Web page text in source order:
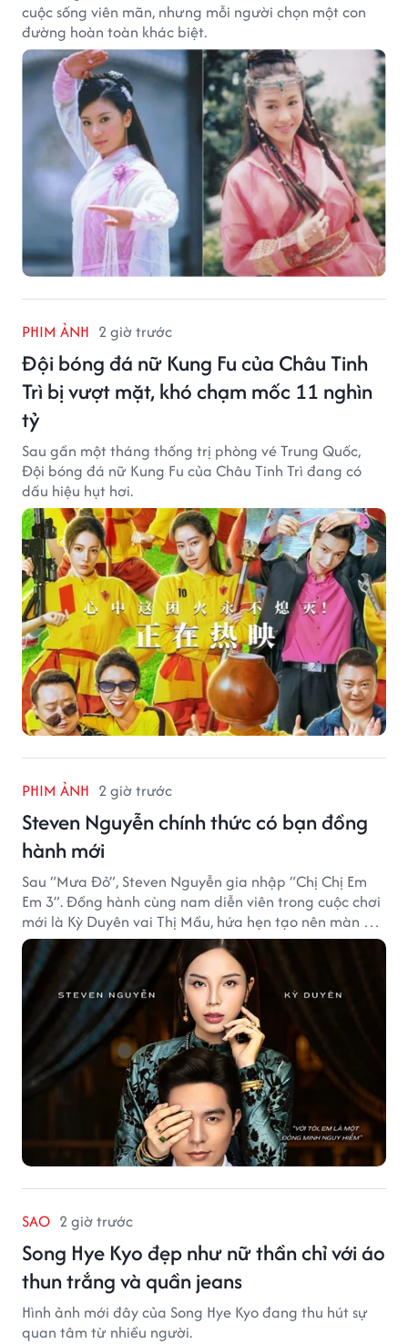
cuộc sống viên mãn, nhưng mỗi người chọn một con
đường hoàn toàn khác biệt.
PHIM ẢNH 2 giờ trước
Đội bóng đá nữ Kung Fu của Châu Tinh
Trì bị vượt mặt, khó chạm mốc 11 nghìn
tỷ
Sau gần một tháng thống trị phòng vé Trung Quốc,
Đội bóng đá nữ Kung Fu của Châu Tinh Trì đang có
dấu hiệu hụt hơi.
PHIM ẢNH 2 giờ trước
Steven Nguyễn chính thức có bạn đồng
hành mới
Sau “Mưa Đỏ”, Steven Nguyễn gia nhập “Chị Chị Em
Em 3”. Đồng hành cùng nam diễn viên trong cuộc chơi
mới là Kỳ Duyên vai Thị Mầu, hứa hẹn tạo nên màn kết
hợp nhiều bất ngờ.
SAO 2 giờ trước
Song Hye Kyo đẹp như nữ thần chỉ với áo
thun trắng và quần jeans
Hình ảnh mới đây của Song Hye Kyo đang thu hút sự
quan tâm từ nhiều người.